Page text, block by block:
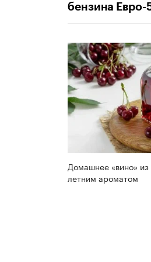
бензина Евро-
Домашнее «вино»
летним ароматом